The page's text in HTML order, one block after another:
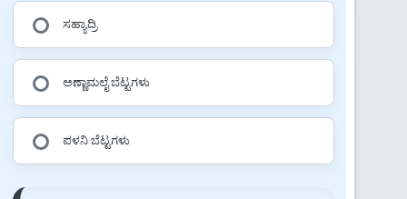
ಸಹ್ಯಾದ್ರಿ
ಅಣ್ಣಾಮಲೈ ಬೆಟ್ಟಗಳು
ಪಳನಿ ಬೆಟ್ಟಗಳು